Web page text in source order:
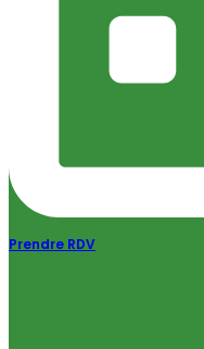
Prendre RDV